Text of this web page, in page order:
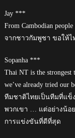
Jay ***
From Cambodian
จากชาวกัมพูชา ขอให้
Sopanha ***
Thai NT is the strongest
we’ve already tried our
ทีมชาติไทยเป็นทีมที่แข็
พวกเขา … แต่อย่างน้อ
การแข่งขันที่ดีที่สุด